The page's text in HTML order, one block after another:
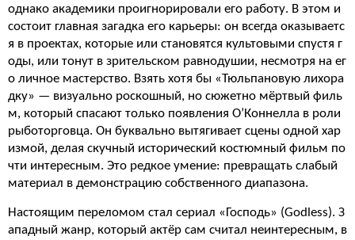
однако академики проигнорировали его работу. В этом и
состоит главная загадка его карьеры: он всегда оказываетс
я в проектах, которые или становятся культовыми спустя г
оды, или тонут в зрительском равнодушии, несмотря на ег
о личное мастерство. Взять хотя бы «Тюльпановую лихора
дку» — визуально роскошный, но сюжетно мёртвый филь
м, который спасают только появления О’Коннелла в роли
рыботорговца. Он буквально вытягивает сцены одной хар
измой, делая скучный исторический костюмный фильм по
чти интересным. Это редкое умение: превращать слабый
материал в демонстрацию собственного диапазона.
Настоящим переломом стал сериал «Господь» (Godless). З
ападный жанр, который актёр сам считал неинтересным, в